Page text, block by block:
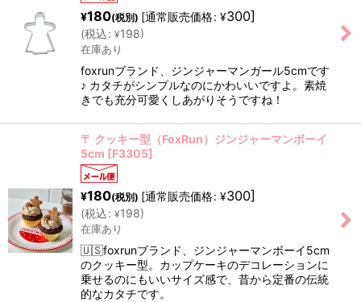
¥180(税別) [通常販売価格: ¥300]
(税込: ¥198)
在庫あり
foxrunブランド、ジンジャーマンガール5cmです
♪ カタチがシンプルなのにかわいいですよ。素焼
きでも充分可愛くしあがりそうですね！
〒 クッキー型（FoxRun）ジンジャーマンボーイ
5cm [F3305]
¥180(税別) [通常販売価格: ¥300]
(税込: ¥198)
在庫あり
🇺🇸foxrunブランド、ジンジャーマンボーイ5cm
のクッキー型。カップケーキのデコレーションに
乗せるのにもいいサイズ感で、昔から定番の伝統
的なカタチです。